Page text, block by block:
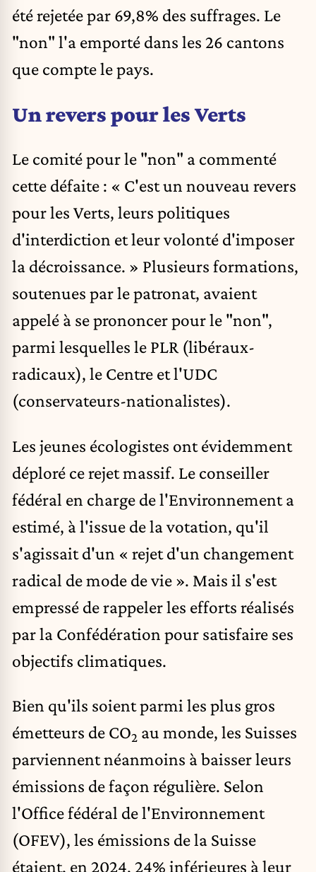
été rejetée par 69,8% des suffrages. Le
"non" l'a emporté dans les 26 cantons
que compte le pays.
Un revers pour les Verts
Le comité pour le "non" a commenté
cette défaite : « C'est un nouveau revers
pour les Verts, leurs politiques
d'interdiction et leur volonté d'imposer
la décroissance. » Plusieurs formations,
soutenues par le patronat, avaient
appelé à se prononcer pour le "non",
parmi lesquelles le PLR (libéraux-
radicaux), le Centre et l'UDC
(conservateurs-nationalistes).
Les jeunes écologistes ont évidemment
déploré ce rejet massif. Le conseiller
fédéral en charge de l'Environnement a
estimé, à l'issue de la votation, qu'il
s'agissait d'un « rejet d'un changement
radical de mode de vie ». Mais il s'est
empressé de rappeler les efforts réalisés
par la Confédération pour satisfaire ses
objectifs climatiques.
Bien qu'ils soient parmi les plus gros
émetteurs de CO2 au monde, les Suisses
parviennent néanmoins à baisser leurs
émissions de façon régulière. Selon
l'Office fédéral de l'Environnement
(OFEV), les émissions de la Suisse
étaient, en 2024, 24% inférieures à leur